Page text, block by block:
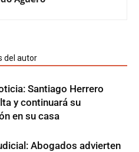
del autor
Santiago Herrero
y continuará su
en su casa
Abogados advierten